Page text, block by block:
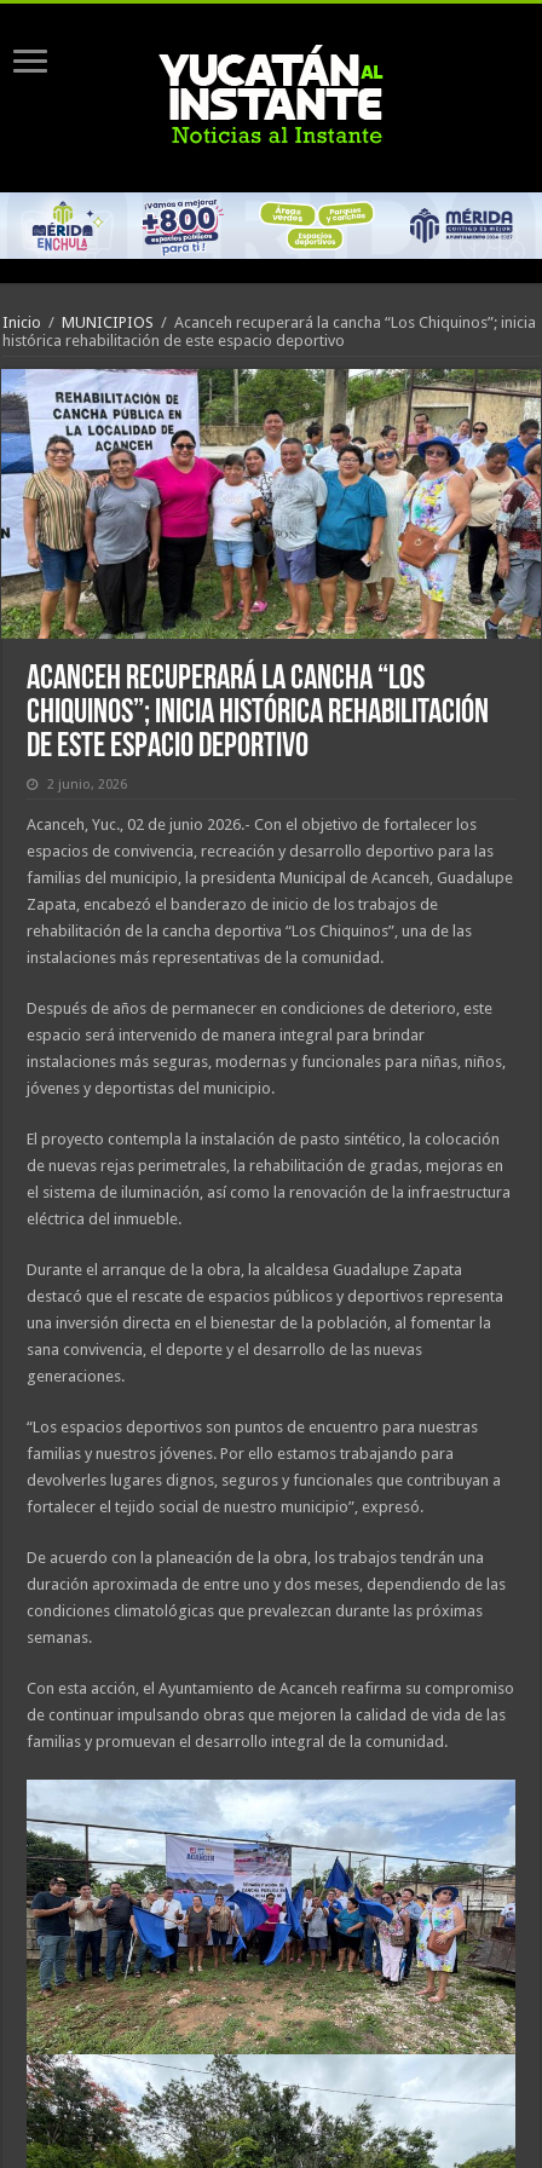
Inicio / MUNICIPIOS / Acanceh recuperará la cancha “Los Chiquinos”; inicia
histórica rehabilitación de este espacio deportivo
Acanceh recuperará la cancha “Los
Chiquinos”; inicia histórica rehabilitación
de este espacio deportivo
2 junio, 2026
Acanceh, Yuc., 02 de junio 2026.- Con el objetivo de fortalecer los
espacios de convivencia, recreación y desarrollo deportivo para las
familias del municipio, la presidenta Municipal de Acanceh, Guadalupe
Zapata, encabezó el banderazo de inicio de los trabajos de
rehabilitación de la cancha deportiva “Los Chiquinos”, una de las
instalaciones más representativas de la comunidad.
Después de años de permanecer en condiciones de deterioro, este
espacio será intervenido de manera integral para brindar
instalaciones más seguras, modernas y funcionales para niñas, niños,
jóvenes y deportistas del municipio.
El proyecto contempla la instalación de pasto sintético, la colocación
de nuevas rejas perimetrales, la rehabilitación de gradas, mejoras en
el sistema de iluminación, así como la renovación de la infraestructura
eléctrica del inmueble.
Durante el arranque de la obra, la alcaldesa Guadalupe Zapata
destacó que el rescate de espacios públicos y deportivos representa
una inversión directa en el bienestar de la población, al fomentar la
sana convivencia, el deporte y el desarrollo de las nuevas
generaciones.
“Los espacios deportivos son puntos de encuentro para nuestras
familias y nuestros jóvenes. Por ello estamos trabajando para
devolverles lugares dignos, seguros y funcionales que contribuyan a
fortalecer el tejido social de nuestro municipio”, expresó.
De acuerdo con la planeación de la obra, los trabajos tendrán una
duración aproximada de entre uno y dos meses, dependiendo de las
condiciones climatológicas que prevalezcan durante las próximas
semanas.
Con esta acción, el Ayuntamiento de Acanceh reafirma su compromiso
de continuar impulsando obras que mejoren la calidad de vida de las
familias y promuevan el desarrollo integral de la comunidad.